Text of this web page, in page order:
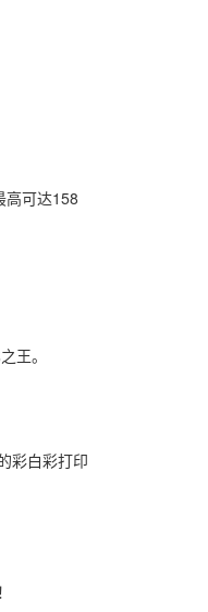
高可达158
王。
彩白彩打印